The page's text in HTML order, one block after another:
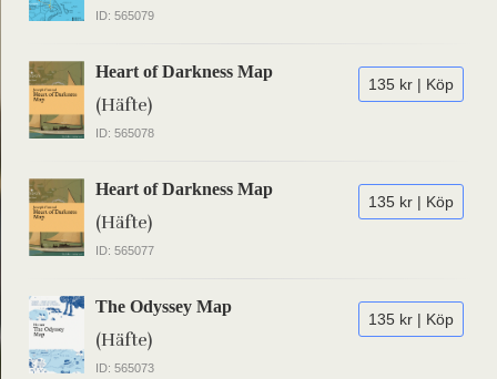
ID: 565079
135 kr | Köp
Heart of Darkness Map
(Häfte)
ID: 565078
135 kr | Köp
Heart of Darkness Map
(Häfte)
ID: 565077
135 kr | Köp
The Odyssey Map
(Häfte)
ID: 565073